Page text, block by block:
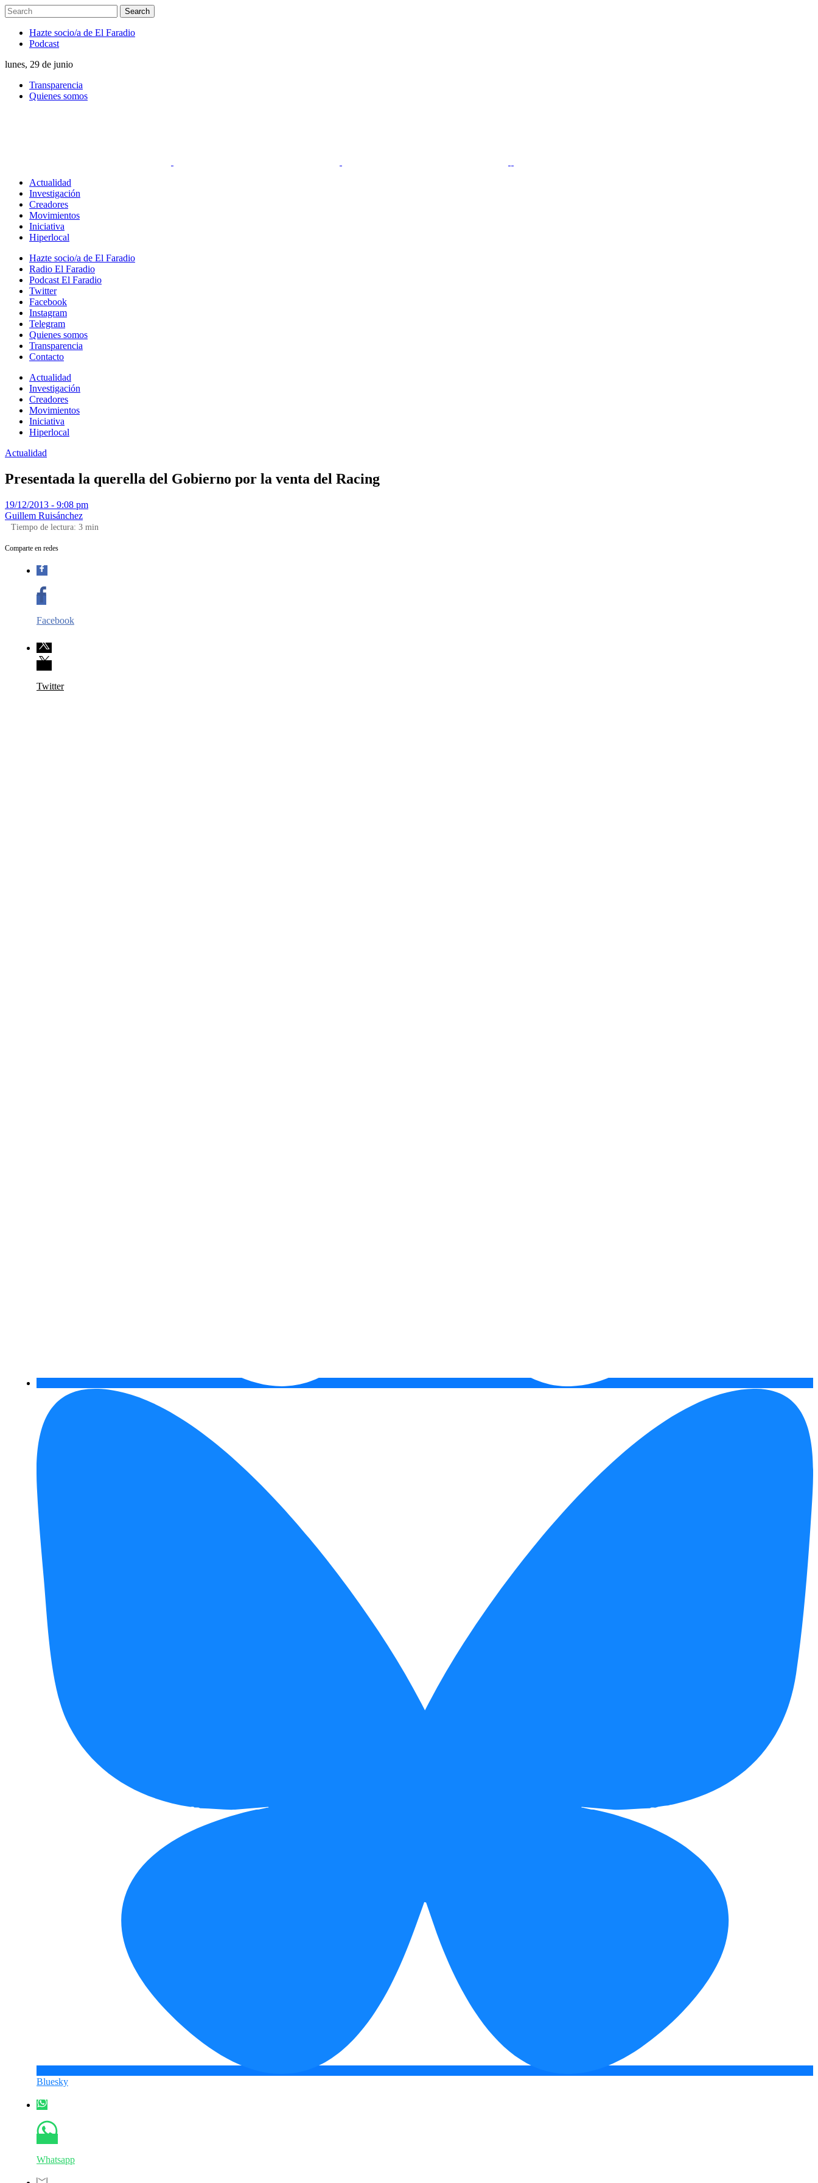
Hazte socio/a de El Faradio
Podcast
lunes, 29 de junio
Transparencia
Quienes somos
Actualidad
Investigación
Creadores
Movimientos
Iniciativa
Hiperlocal
Hazte socio/a de El Faradio
Radio El Faradio
Podcast El Faradio
Twitter
Facebook
Instagram
Telegram
Quienes somos
Transparencia
Contacto
Actualidad
Investigación
Creadores
Movimientos
Iniciativa
Hiperlocal
Actualidad
Presentada la querella del Gobierno por la venta del Racing
19/12/2013 - 9:08 pm
Guillem Ruisánchez
Tiempo de lectura: 3 min
Comparte en redes
Facebook
Twitter
Bluesky
Whatsapp